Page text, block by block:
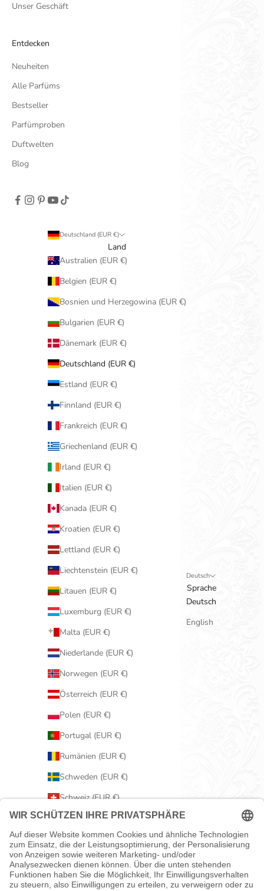
Unser Geschäft
Entdecken
Neuheiten
Alle Parfüms
Bestseller
Parfümproben
Duftwelten
Blog
Deutschland (EUR €)
Land
Australien (EUR €)
Belgien (EUR €)
Bosnien und Herzegowina (EUR €)
Bulgarien (EUR €)
Dänemark (EUR €)
Deutschland (EUR €)
Estland (EUR €)
Finnland (EUR €)
Frankreich (EUR €)
Griechenland (EUR €)
Irland (EUR €)
Italien (EUR €)
Kanada (EUR €)
Kroatien (EUR €)
Lettland (EUR €)
Liechtenstein (EUR €)
Litauen (EUR €)
Luxemburg (EUR €)
Malta (EUR €)
Niederlande (EUR €)
Norwegen (EUR €)
Österreich (EUR €)
Polen (EUR €)
Portugal (EUR €)
Rumänien (EUR €)
Schweden (EUR €)
Schweiz (EUR €)
Serbien (EUR €)
Slowakei (EUR €)
Slowenien (EUR €)
Spanien (EUR €)
Deutsch
Sprache
Deutsch
English